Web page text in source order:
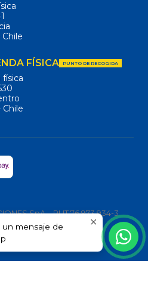
FÍSICA PUNTO DE RECOGIDA
SpA – RUT 76.973.934-3
reservados.
un mensaje de